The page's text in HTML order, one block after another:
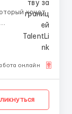
хочет
основа и
выбра...
онлайн